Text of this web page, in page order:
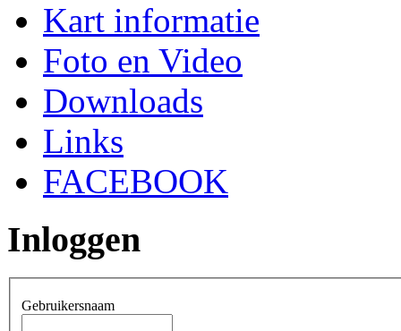
Kart informatie
Foto en Video
Downloads
Links
FACEBOOK
Inloggen
Gebruikersnaam